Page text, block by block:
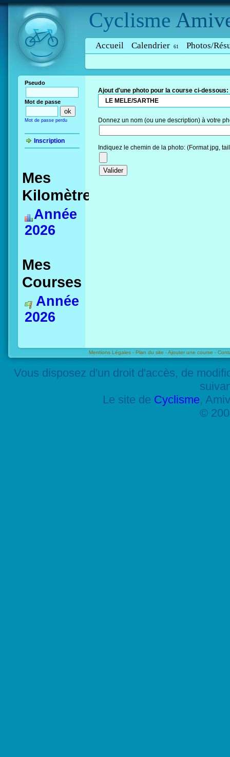
Cyclisme
Accueil Calendrier 61 Photos/
Pseudo
Mot de passe
Mot de passe perdu
Inscription
Mes
Kilomètres
Année
2026
Mes
Courses
Année
2026
Ajout d'une photo pour la course ci-dessous:
LE MELE/SARTHE
Donnez un nom (ou une description) à votre
Indiquez le chemin de la photo: (Format jpg,
Mentions Légales - Plan du site -Ajouter une course -
Vous disposez d'un droit d'accès, de
Le site de Cyclisme,
©